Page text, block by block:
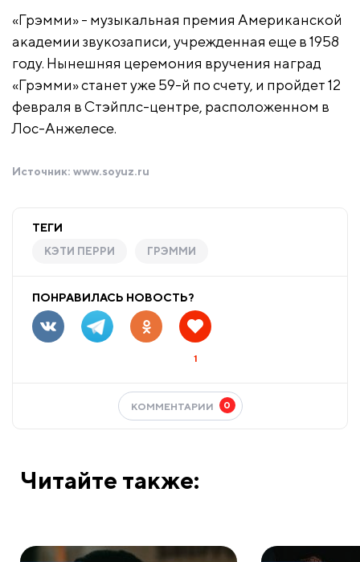
«Грэмми» - музыкальная премия Американской
академии звукозаписи, учрежденная еще в 1958
году. Нынешняя церемония вручения наград
«Грэмми»станет уже 59-й по счету, и пройдет 12
февраля в Стэйплс-центре, расположенном в
Лос-Анжелесе.
Источник: www.soyuz.ru
ТЕГИ
КЭТИ ПЕРРИ ГРЭММИ
ПОНРАВИЛАСЬ НОВОСТЬ?
1
КОММЕНТАРИИ 0
Читайте также: